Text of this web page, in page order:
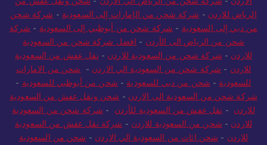
الاردن
-شركة شحن من الرياض الي الاردن -شحن ونقل عفش من
الرياض للاردن-شركة شحن من الإمارات إلى السعودية - شركة شحن
من دبي إلى السعودية - شركة شحن من أبوظبي إلى السعودية- شركة
شحن من الرياض الى الأردن - افضل شركة شحن من السعودية
للاردن - شركة شحن من السعودية للاردن-نقل عفش من السعودية
للاردن-شركة شحن من السعودية الي الاردن -شحن من الامارات
للسعودية -شحن من دبي للسعودية -شحن من أبوظبي للسعودية-
شركة شحن من السعودية الى الاردن -شحن ونقل عفش من السعودية
للاردن- نقل عفش من السعودية للأردن -شركة شحن من السعودية
للاردن-شحن من السعودية للاردن -
شركة نقل عفش من السعودية